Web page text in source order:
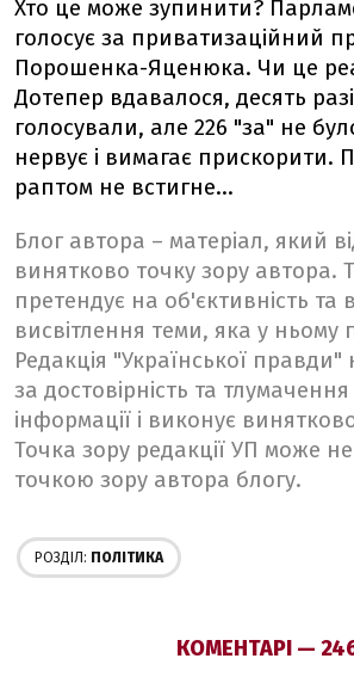
Хто це може зупинити?
голосує за приватизаційний
Порошенка-Яценюка. Чи це
Дотепер вдавалося, десять
голосували, але 226 "за" не
нервує і вимагає прискорити.
раптом не встигне...
Блог автора – матеріал, який
винятково точку зору автора.
претендує на об'єктивність та
висвітлення теми, яка у ньому
Редакція "Української правди"
за достовірність та
інформації і виконує
Точка зору редакції УП може не
точкою зору автора блогу.
РОЗДІЛ: ПОЛІТИКА
КОМЕНТАРІ —